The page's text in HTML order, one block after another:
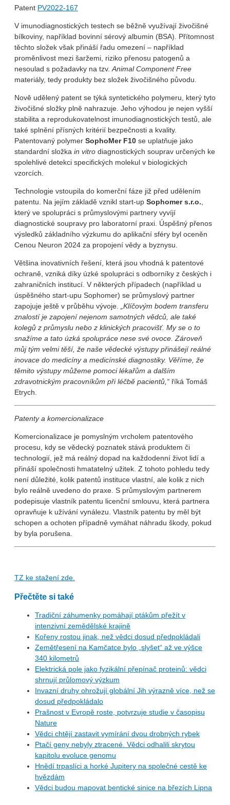
Patent PV2022-167
V imunodiagnostických testech se běžně využívají živočišné
bílkoviny, například bovinní sérový albumin (BSA). Přítomnost
těchto složek však přináší řadu omezení – například
proměnlivost mezi šaržemi, riziko přenosu patogenů a
nesoulad s požadavky na tzv.Animal Component Free
materiály, tedy produkty bez složek živočišného původu.
Nově udělený patent se týká syntetického polymeru, který tyto
živočišné složky plně nahrazuje. Jeho výhodou je nejen vyšší
stabilita a reprodukovatelnost imunodiagnostických testů, ale
také splnění přísných kritérií bezpečnosti a kvality.
Patentovaný polymer SophoMer F10 se uplatňuje jako
standardní složka in vitro diagnostických souprav určených ke
spolehlivé detekci specifických molekul v biologických
vzorcích.
Technologie vstoupila do komerční fáze již před udělením
patentu. Na jejím základě vznikl start-up Sophomer s.r.o.,
který ve spolupráci s průmyslovými partnery vyvíjí
diagnostické soupravy pro laboratorní praxi. Úspěšný přenos
výsledků základního výzkumu do aplikační sféry byl oceněn
Cenou Neuron 2024 za propojení vědy a byznysu.
Většina inovativních řešení, která jsou vhodná k patentové
ochraně, vzniká díky úzké spolupráci s odborníky z českých i
zahraničních institucí. V některých případech (například u
úspěšného start-upu Sophomer) se průmyslový partner
zapojuje ještě v průběhu vývoje. „Klíčovým bodem transferu
znalostí je zapojení nejenom samotných vědců, ale také
kolegů z průmyslu nebo z klinických pracovišť. My se o to
snažíme a tato úzká spolupráce nese své ovoce. Zároveň
můj tým velmi těší, že naše vědecké výstupy přinášejí reálné
inovace do medicíny a medicínské diagnostiky. Věříme, že
těmito výstupy můžeme pomoci lékařům a dalším
zdravotnickým pracovníkům při léčbě pacientů,“ říká Tomáš
Etrych.
Patenty a komercionalizace
Komercionalizace je pomyslným vrcholem patentového
procesu, kdy se vědecký poznatek stává produktem či
technologií, jež má reálný dopad na každodenní život lidí a
přináší společnosti hmatatelný užitek. Z tohoto pohledu tedy
není důležité, kolik patentů instituce vlastní, ale kolik z nich
bylo reálně uvedeno do praxe. S průmyslovým partnerem
podepisuje vlastník patentu licenční smlouvu, která partnera
opravňuje k užívání vynálezu. Vlastník patentu by měl být
schopen a ochoten případně vymáhat náhradu škody, pokud
by byla porušena.
TZ ke stažení zde.
Přečtěte si také
Tradiční záhumenky pomáhají ptákům přežít v
intenzivní zemědělské krajině
Kořeny rostou jinak, než vědci dosud předpokládali
Zemětřesení na Kamčatce bylo „slyšet“ až ve výšce
340 kilometrů
Elektrická pole jako fyzikální přepínač proteinů: vědci
shrnují průlomový výzkum
Invazní druhy ohrožují globální Jih výrazně více, než se
dosud předpokládalo
Prašnost v Evropě roste, potvrzuje studie v časopisu
Nature
Vědci chtějí zastavit vymírání dvou drobných rybek
Ptačí geny nebyly ztracené. Vědci odhalili skrytou
kapitolu evoluce genomu
Hnědí trpaslíci a horké Jupitery na společné cestě ke
hvězdám
Vědci budou mapovat bentické sinice na březích Lipna